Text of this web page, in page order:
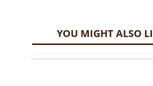
YOU MIGHT ALSO